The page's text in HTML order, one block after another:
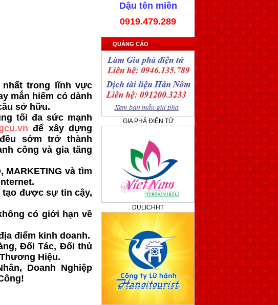
nhất trong lĩnh vực
mắn hiếm có dành
sở hữu.
tối đa sức mạnh
để xây dựng
sớm trở thành
công và gia tăng
và tìm
tạo được sự tin cậy,
có giới hạn về
điểm kinh doanh.
Đối Tác, Đối thủ
Hiệu.
Doanh Nghiệp
Dậu tên miền
0919.479.289
QUẢNG CÁO
GIA PHẢ ĐIỆN TỬ
DULICHHT